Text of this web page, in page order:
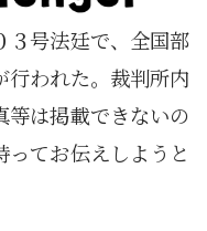
３号法廷で、全国部
行われた。裁判所内
等は掲載できないの
てお伝えしようと